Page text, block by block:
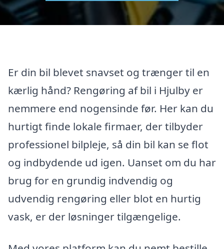
Er din bil blevet snavset og trænger til en
kærlig hånd? Rengøring af bil i Hjulby er
nemmere end nogensinde før. Her kan du
hurtigt finde lokale firmaer, der tilbyder
professionel bilpleje, så din bil kan se flot
og indbydende ud igen. Uanset om du har
brug for en grundig indvendig og
udvendig rengøring eller blot en hurtig
vask, er der løsninger tilgængelige.